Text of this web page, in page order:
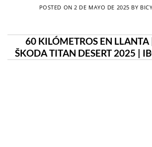
POSTED ON 2 DE MAYO DE 2025 BY
60 KILÓMETROS EN LLANTA
ŠKODA TITAN DESERT 2025 |